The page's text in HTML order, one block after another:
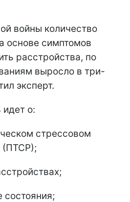
войны количество
основе симптомов
расстройства, по
выросло в три-
эксперт.
о:
стрессовом
(ПТСР);